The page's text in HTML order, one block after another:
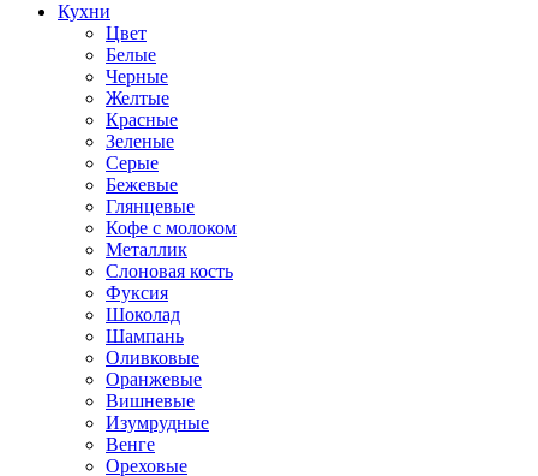
Кухни
Цвет
Белые
Черные
Желтые
Красные
Зеленые
Серые
Бежевые
Глянцевые
Кофе с молоком
Металлик
Слоновая кость
Фуксия
Шоколад
Шампань
Оливковые
Оранжевые
Вишневые
Изумрудные
Венге
Ореховые